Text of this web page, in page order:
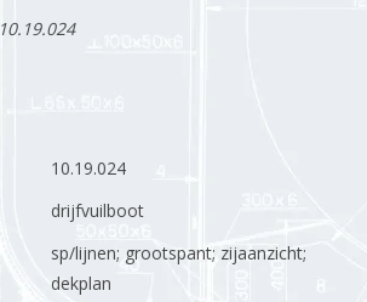
10.19.024
10.19.024
drijfvuilboot
sp/lijnen; grootspant; zijaanzicht;
dekplan